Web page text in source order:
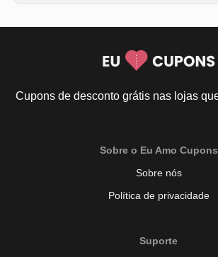
Cupons de desconto grátis nas lojas
Sobre o Eu Amo Cupons
Sobre nós
Política de privacidade
Suporte